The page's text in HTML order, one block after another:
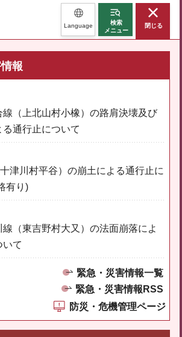
Language
検索
メニュー
閉じる
報
線（上北山村小橡）の路肩決壊及び
通行止について
津川村平谷）の崩土による通行止に
有り)
線（東吉野村大又）の法面崩落によ
いて
緊急・災害情報一覧
緊急・災害情報RSS
防災・危機管理ページ